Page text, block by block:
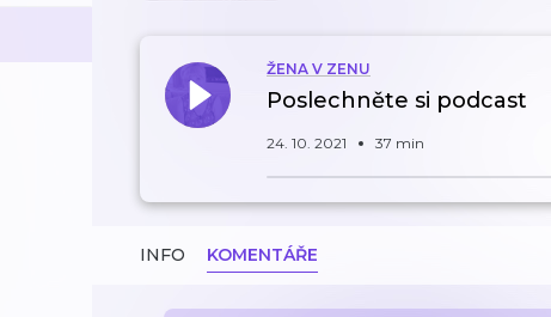
ŽENA V ZENU
Poslechněte si podcast
24. 10. 2021 37 min
INFO KOMENTÁŘE